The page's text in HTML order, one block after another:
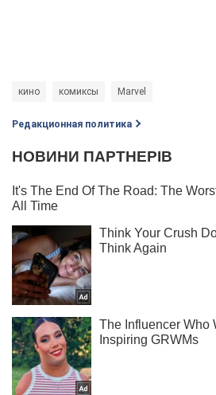
кино комиксы Marvel
Редакционная политика